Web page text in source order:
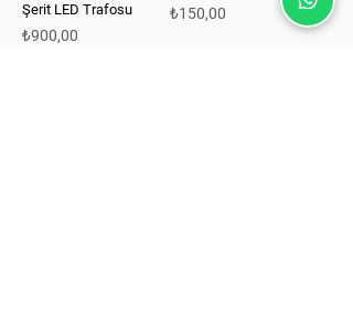
Şerit LED Trafosu
Fiyat
₺900,00
Fiyat
₺150,00